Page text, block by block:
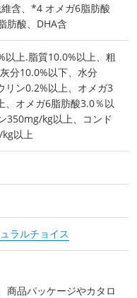
含、*4 オメガ6脂肪酸
肪酸、DHA含
以上.脂質10.0%以上、粗
分10.0%以下、水分
リン0.2%以上、オメガ3
、オメガ6脂肪酸3.0％以
350mg/kg以上、コンド
以上
ラルチョイス
商品パッケージやカタロ